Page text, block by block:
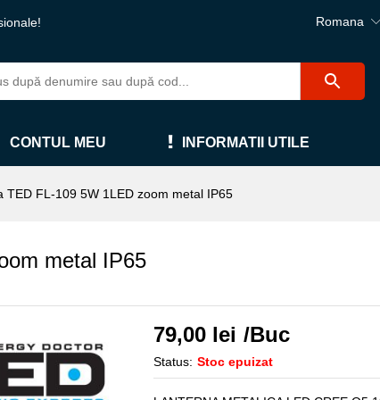
Romana
CONTUL MEU INFORMATII UTILE
TED FL-109 5W 1LED zoom metal IP65
metal IP65
79,00 lei /Buc
Status: Stoc epuizat